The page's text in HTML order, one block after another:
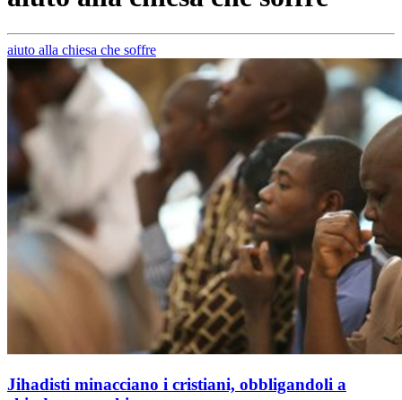
aiuto alla chiesa che soffre
Jihadisti minacciano i cristiani, obbligandoli a